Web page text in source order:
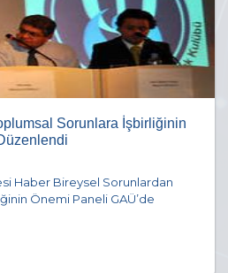
Sorunlara İşbirliğinin
Haber Bireysel Sorunlardan
Önemi Paneli GAÜ’de